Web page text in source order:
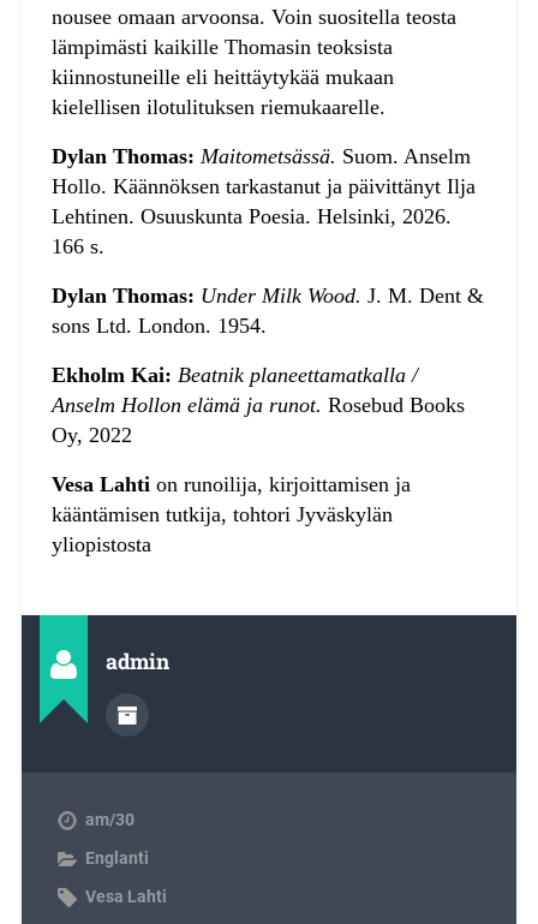
nousee omaan arvoonsa. Voin suositella teosta
lämpimästi kaikille Thomasin teoksista
kiinnostuneille eli heittäytykää mukaan
kielellisen ilotulituksen riemukaarelle.
Dylan Thomas: Maitometsässä. Suom. Anselm
Hollo. Käännöksen tarkastanut ja päivittänyt Ilja
Lehtinen. Osuuskunta Poesia. Helsinki, 2026.
166 s.
Dylan Thomas: Under Milk Wood. J. M. Dent &
sons Ltd. London. 1954.
Ekholm Kai: Beatnik planeettamatkalla /
Anselm Hollon elämä ja runot. Rosebud Books
Oy, 2022
Vesa Lahti on runoilija, kirjoittamisen ja
kääntämisen tutkija, tohtori Jyväskylän
yliopistosta
admin
am/30
Englanti
Vesa Lahti